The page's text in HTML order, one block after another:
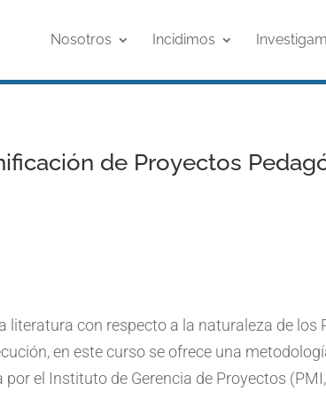
Nosotros Incidimos
de Proyectos
literatura con respecto a la naturaleza de
en este curso se ofrece una
el Instituto de Gerencia de Proyectos